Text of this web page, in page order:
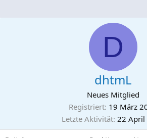
D
dhtmL
Neues Mitglied
Registriert 19 März
Letzte Aktivität 22 April